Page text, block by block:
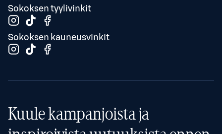
Sokoksen tyylivinkit
Sokoksen kauneusvinkit
Kuule kampanjoista ja